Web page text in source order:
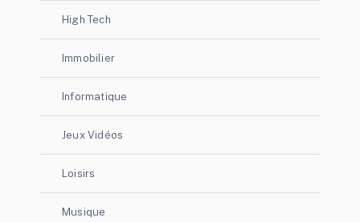
High Tech
Immobilier
Informatique
Jeux Vidéos
Loisirs
Musique